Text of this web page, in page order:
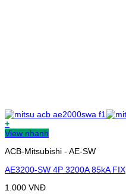
+
View nhanh
ACB-Mitsubishi - AE-SW
AE3200-SW 4P 3200A 85kA FIX
1.000 VNĐ